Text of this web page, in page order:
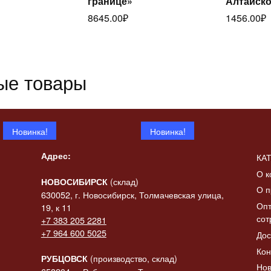
далее
8645.00₽
1456.00₽
товары
Новинка!
далее
Новинка!
Статуэтка «Коза с
баяном»
баяном»
Адрес:
НОВОСИБИРСК (склад)
630052, г. Новосибирск, Толмачевская улица,
19, к 11
+7 383 205 2281
+7 964 600 5025
РУБЦОВСК (производство, склад)
О
О